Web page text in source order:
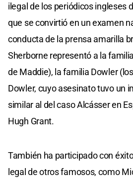
ilegal de los periódicos ingleses
que se convirtió en un examen
conducta de la prensa amarilla
Sherborne representó a la
de Maddie), la familia Dowler
Dowler, cuyo asesinato tuvo un
similar al del caso Alcásser en
Hugh Grant.
También ha participado con
legal de otros famosos, como